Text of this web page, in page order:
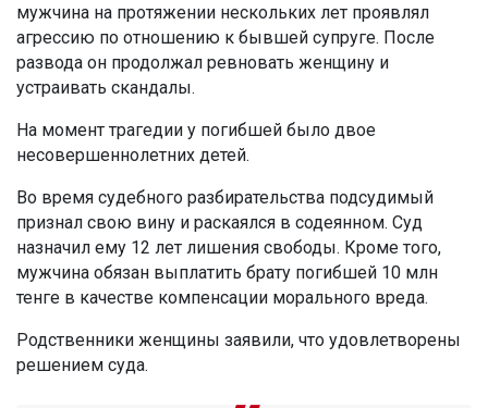
мужчина на протяжении нескольких лет проявлял
агрессию по отношению к бывшей супруге. После
развода он продолжал ревновать женщину и
устраивать скандалы.
На момент трагедии у погибшей было двое
несовершеннолетних детей.
Во время судебного разбирательства подсудимый
признал свою вину и раскаялся в содеянном. Суд
назначил ему 12 лет лишения свободы. Кроме того,
мужчина обязан выплатить брату погибшей 10 млн
тенге в качестве компенсации морального вреда.
Родственники женщины заявили, что удовлетворены
решением суда.